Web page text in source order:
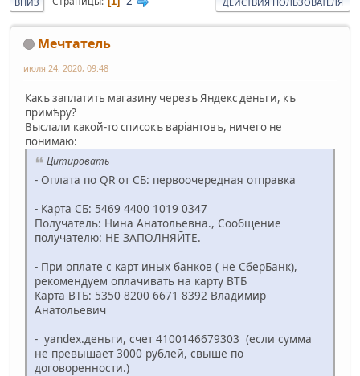
Мечтатель
июля 24, 2020, 09:48
Какъ заплатить магазину черезъ Яндекс деньги, къ
примѣру?
Выслали какой-то списокъ варiантовъ, ничего не
понимаю:
Цитировать
- Оплата по QR от СБ: первоочередная отправка
- Карта СБ: 5469 4400 1019 0347
Получатель: Нина Анатольевна., Сообщение
получателю: НЕ ЗАПОЛНЯЙТЕ.
- При оплате с карт иных банков ( не СберБанк),
рекомендуем оплачивать на карту ВТБ
Карта ВТБ: 5350 8200 6671 8392 Владимир
Анатольевич
- yandex.деньги, счет 4100146679303 (если сумма
не превышает 3000 рублей, свыше по
договоренности.)